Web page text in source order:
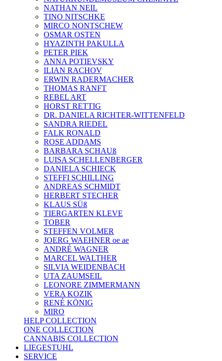
NATHAN NEIL
TINO NITSCHKE
MIRCO NONTSCHEW
OSMAR OSTEN
HYAZINTH PAKULLA
PETER PIEK
ANNA POTIEVSKY
ILIAN RACHOV
ERWIN RADERMACHER
THOMAS RANFT
REBEL ART
HORST RETTIG
DR. DANIELA RICHTER-WITTENFELD
SANDRA RIEDEL
FALK RONALD
ROSE ADDAMS
BARBARA SCHAUß
LUISA SCHELLENBERGER
DANIELA SCHIECK
STEFFI SCHILLING
ANDREAS SCHMIDT
HERBERT STECHER
KLAUS SÜß
TIERGARTEN KLEVE
TOBER
STEFFEN VOLMER
JOERG WAEHNER oe ae
ANDRÉ WAGNER
MARCEL WALTHER
SILVIA WEIDENBACH
UTA ZAUMSEIL
LEONORE ZIMMERMANN
VERA KOZIK
RENÉ KÖNIG
MIRO
HELP COLLECTION
ONE COLLECTION
CANNABIS COLLECTION
LIEGESTUHL
SERVICE